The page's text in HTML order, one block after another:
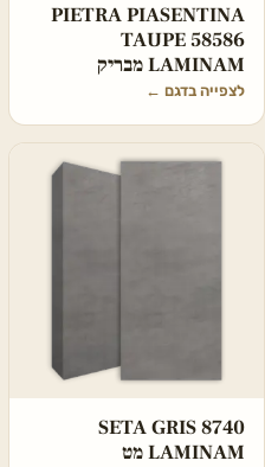
‏‏PIETRA PIASENTINA
TAUPE 58586
LAMINAM מבריק
לצפייה בדגם ←
SETA GRIS 8740
LAMINAM מט